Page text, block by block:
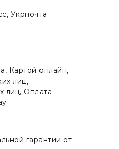
Укрпочта
Картой онлайн,
лиц,
лиц, Оплата
гарантии от